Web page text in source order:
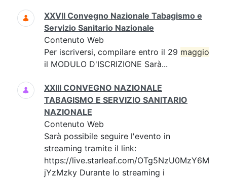
XXVII Convegno Nazionale Tabagismo e
Servizio Sanitario Nazionale
Contenuto Web
Per iscriversi, compilare entro il 29 maggio
il MODULO D'ISCRIZIONE Sarà...
XXIII CONVEGNO NAZIONALE
TABAGISMO E SERVIZIO SANITARIO
NAZIONALE
Contenuto Web
Sarà possibile seguire l'evento in
streaming tramite il link:
https://live.starleaf.com/OTg5NzU0MzY6M
jYzMzky Durante lo streaming i